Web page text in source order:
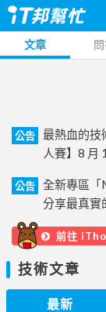
文章
公告
最熱血的技
人賽】8 月
公告
全新專區「
分享最真實
前往
技術文章
最新